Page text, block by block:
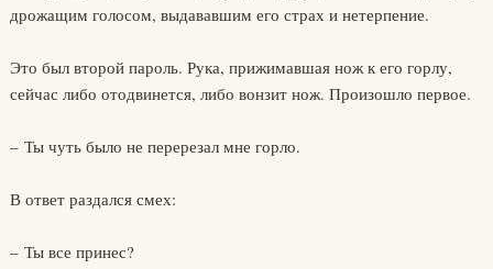
дрожащим голосом, выдававшим его страх и нетерпение.
Это был второй пароль. Рука, прижимавшая нож к его горлу,
сейчас либо отодвинется, либо вонзит нож. Произошло первое.
– Ты чуть было не перерезал мне горло.
В ответ раздался смех:
– Ты все принес?